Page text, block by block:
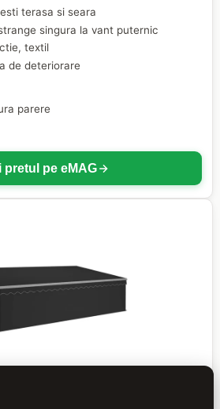
terasa si seara
singura la vant puternic
textil
de deteriorare
parere
pretul pe eMAG